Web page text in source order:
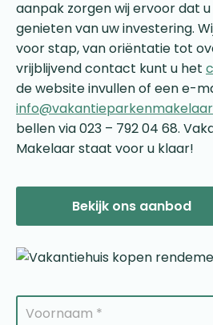
aanpak zorgen wij ervoor dat
genieten van uw investering.
voor stap, van oriëntatie tot
vrijblijvend contact kunt u het
de website invullen of een e-
bellen via 023 – 792 04 68.
Makelaar staat voor u klaar!
Bekijk ons aanbod